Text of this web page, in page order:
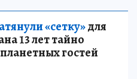
«сетку»для
13 лет тайно
гостей